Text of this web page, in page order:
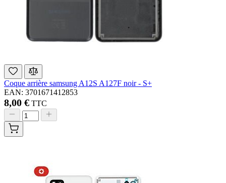
Coque arrière samsung A12S A127F noir - S+
EAN: 3701671412853
8,00 € TTC